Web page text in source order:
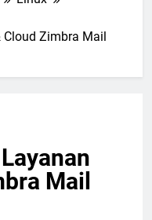
Cloud Zimbra Mail
Mail